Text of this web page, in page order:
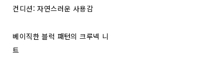
컨디션: 자연스러운 사용감
베이직한 블럭 패턴의 크루넥 니
트